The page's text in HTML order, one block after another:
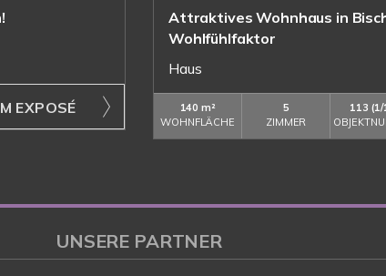
EXPOSÉ
Attraktives Wohnhaus in
Wohlfühlfaktor
Haus
140 m²
WOHNFLÄCHE
5
ZIMMER
113 (1/
UNSERE PARTNER